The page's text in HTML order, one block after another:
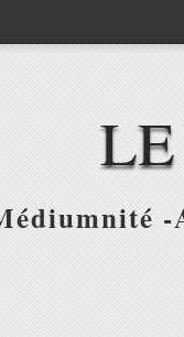
-